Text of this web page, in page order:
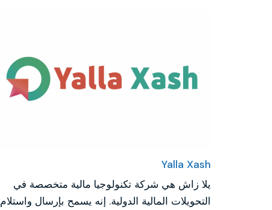
Yalla Xash
يلا زاش هي شركة تكنولوجيا مالية متخصصة في
التحويلات المالية الدولية. إنه يسمح بإرسال واستلام